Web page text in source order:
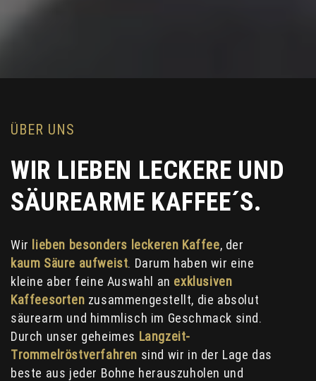
ÜBER UNS
WIR LIEBEN LECKERE UND
SÄUREARME KAFFEE´S.
Wir lieben besonders leckeren Kaffee, der
kaum Säure aufweist. Darum haben wir eine
kleine aber feine Auswahl an exklusiven
Kaffeesorten zusammengestellt, die absolut
säurearm und himmlisch im Geschmack sind.
Durch unser geheimes Langzeit-
Trommelröstverfahren sind wir in der Lage das
beste aus jeder Bohne herauszuholen und